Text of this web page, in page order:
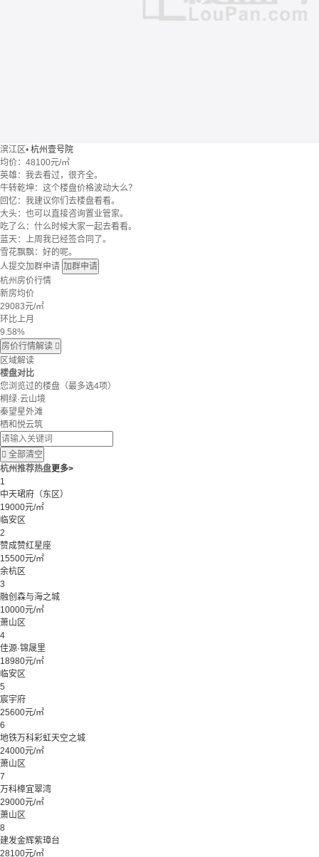
滨江区• 杭州壹号院
均价： 48100元/㎡
英雄：我去看过，很齐全。
牛转乾坤：这个楼盘价格波动大么？
回忆：我建议你们去楼盘看看。
大头：也可以直接咨询置业管家。
吃了么：什么时候大家一起去看看。
蓝天：上周我已经签合同了。
雪花飘飘：好的呢。
人提交加群申请 加群申请
杭州房价行情
新房均价
29083元/㎡
环比上月
9.58%
房价行情解读 
区域解读
楼盘对比
您浏览过的楼盘 （最多选4项）
桐绿·云山境
秦望星外滩
栖和悦云筑
 全部清空
杭州推荐热盘更多>
1
中天珺府（东区）
19000元/㎡
临安区
2
赞成赞红星座
15500元/㎡
余杭区
3
融创森与海之城
10000元/㎡
萧山区
4
佳源·锦晟里
18980元/㎡
临安区
5
宸宇府
25600元/㎡
6
地铁万科彩虹天空之城
24000元/㎡
萧山区
7
万科樟宜翠湾
29000元/㎡
萧山区
8
建发金辉紫璋台
28100元/㎡